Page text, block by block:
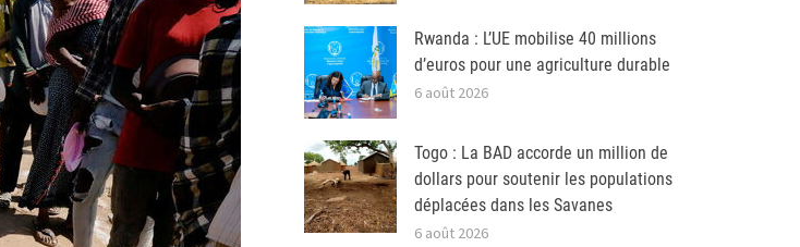
Rwanda : L’UE mobilise 40 millions
d’euros pour une agriculture durable
6 août 2026
Togo : La BAD accorde un million de
dollars pour soutenir les populations
déplacées dans les Savanes
6 août 2026